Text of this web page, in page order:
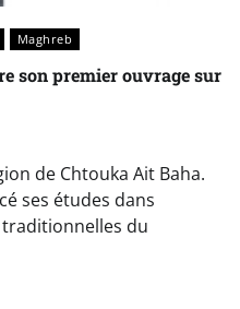
Maghreb
son premier ouvrage sur
de Chtouka Ait Baha.
ses études dans
du